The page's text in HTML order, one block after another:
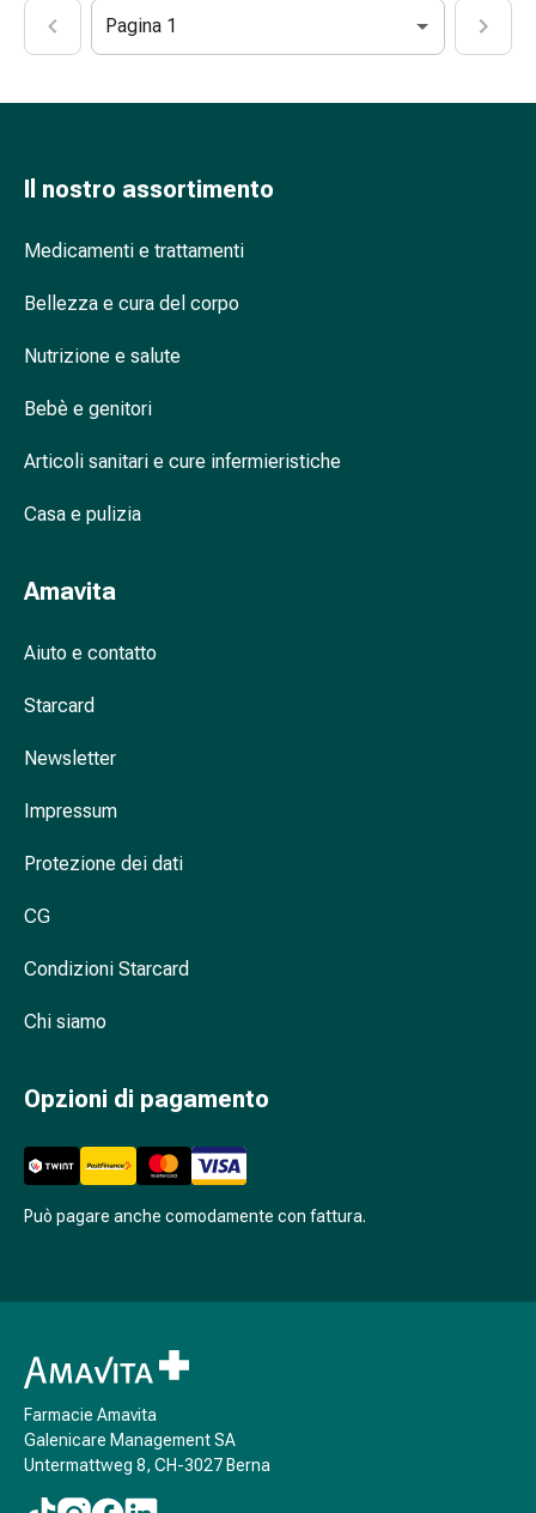
vescica
Dolore
febbre
testa
emicrania
Dolori
e
Trattamento
dolore
calore
del
Vie
respiratori
Varicella
Metabolismo
Osteoporosi
parassiti
contro
zanzare
e
zecche
Sverminazione
Pinzette
Pagina 1
Il nostro assortimento
Medicamenti e trattamenti
Bellezza e cura del corpo
Nutrizione e salute
Bebè e genitori
Articoli sanitari e cure infermieristiche
Casa e pulizia
Amavita
Aiuto e contatto
Starcard
Newsletter
Impressum
Protezione dei dati
CG
Condizioni Starcard
Chi siamo
Opzioni di pagamento
Può pagare anche comodamente con fattura.
Farmacie Amavita
Galenicare Management SA
Untermattweg 8, CH-3027 Berna